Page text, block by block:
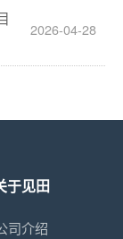
2026-04-28
于见田
司介绍